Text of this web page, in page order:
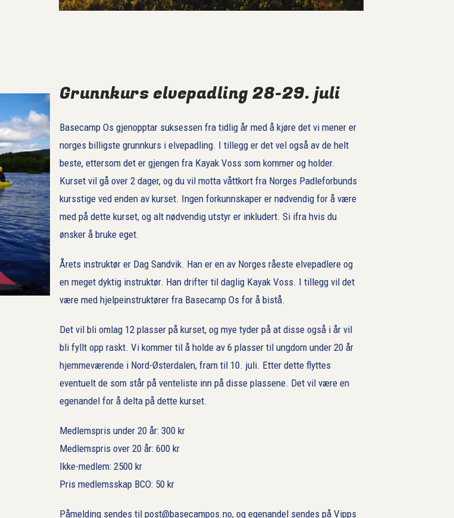
Grunnkurs elvepadling 28-29. juli
Basecamp Os gjenopptar suksessen fra tidlig år med å kjøre det vi mener er
norges billigste grunnkurs i elvepadling. I tillegg er det vel også av de helt
beste, ettersom det er gjengen fra Kayak Voss som kommer og holder.
Kurset vil gå over 2 dager, og du vil motta våttkort fra Norges Padleforbunds
kursstige ved enden av kurset. Ingen forkunnskaper er nødvendig for å være
med på dette kurset, og alt nødvendig utstyr er inkludert. Si ifra hvis du
ønsker å bruke eget.
Årets instruktør er Dag Sandvik. Han er en av Norges råeste elvepadlere og
en meget dyktig instruktør. Han drifter til daglig Kayak Voss. I tillegg vil det
være med hjelpeinstruktører fra Basecamp Os for å bistå.
Det vil bli omlag 12 plasser på kurset, og mye tyder på at disse også i år vil
bli fyllt opp raskt. Vi kommer til å holde av 6 plasser til ungdom under 20 år
hjemmeværende i Nord-Østerdalen, fram til 10. juli. Etter dette flyttes
eventuelt de som står på venteliste inn på disse plassene. Det vil være en
egenandel for å delta på dette kurset.
Medlemspris under 20 år: 300 kr
Medlemspris over 20 år: 600 kr
Ikke-medlem: 2500 kr
Pris medlemsskap BCO: 50 kr
Påmelding sendes til post@basecampos.no, og egenandel sendes på Vipps